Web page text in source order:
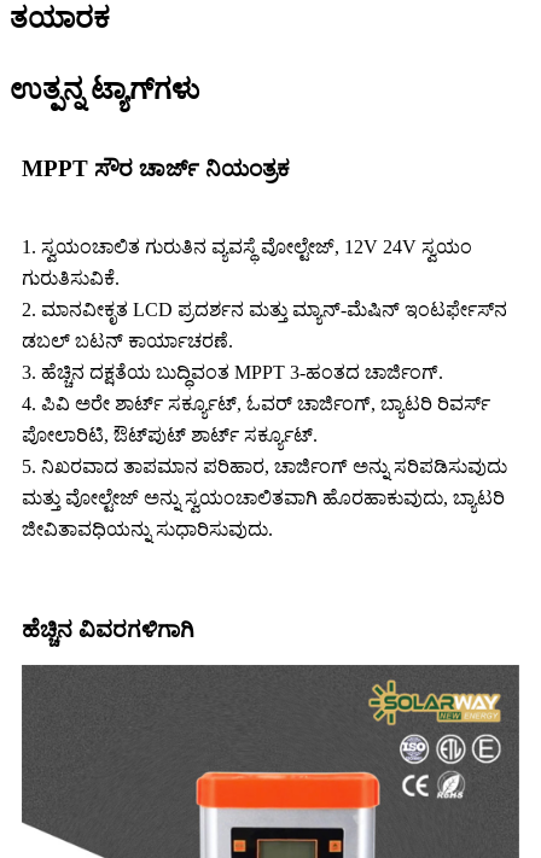
ತಯಾರಕ
ಉತ್ಪನ್ನ ಟ್ಯಾಗ್‌ಗಳು
MPPT ಸೌರ ಚಾರ್ಜ್ ನಿಯಂತ್ರಕ
1. ಸ್ವಯಂಚಾಲಿತ ಗುರುತಿನ ವ್ಯವಸ್ಥೆ ವೋಲ್ಟೇಜ್, 12V 24V ಸ್ವಯಂ
ಗುರುತಿಸುವಿಕೆ.
2. ಮಾನವೀಕೃತ LCD ಪ್ರದರ್ಶನ ಮತ್ತು ಮ್ಯಾನ್-ಮೆಷಿನ್ ಇಂಟರ್ಫೇಸ್‌ನ
ಡಬಲ್ ಬಟನ್ ಕಾರ್ಯಾಚರಣೆ.
3. ಹೆಚ್ಚಿನ ದಕ್ಷತೆಯ ಬುದ್ಧಿವಂತ MPPT 3-ಹಂತದ ಚಾರ್ಜಿಂಗ್.
4. ಪಿವಿ ಅರೇ ಶಾರ್ಟ್ ಸರ್ಕ್ಯೂಟ್, ಓವರ್ ಚಾರ್ಜಿಂಗ್, ಬ್ಯಾಟರಿ ರಿವರ್ಸ್
ಪೋಲಾರಿಟಿ, ಔಟ್‌ಪುಟ್ ಶಾರ್ಟ್ ಸರ್ಕ್ಯೂಟ್.
5. ನಿಖರವಾದ ತಾಪಮಾನ ಪರಿಹಾರ, ಚಾರ್ಜಿಂಗ್ ಅನ್ನು ಸರಿಪಡಿಸುವುದು
ಮತ್ತು ವೋಲ್ಟೇಜ್ ಅನ್ನು ಸ್ವಯಂಚಾಲಿತವಾಗಿ ಹೊರಹಾಕುವುದು, ಬ್ಯಾಟರಿ
ಜೀವಿತಾವಧಿಯನ್ನು ಸುಧಾರಿಸುವುದು.
ಹೆಚ್ಚಿನ ವಿವರಗಳಿಗಾಗಿ